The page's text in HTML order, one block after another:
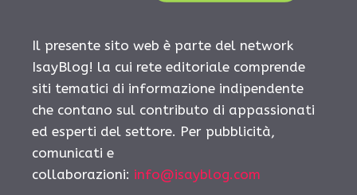
Il presente sito web è parte del network
IsayBlog! la cui rete editoriale comprende
siti tematici di informazione indipendente
che contano sul contributo di appassionati
ed esperti del settore. Per pubblicità,
comunicati e
collaborazioni: info@isayblog.com